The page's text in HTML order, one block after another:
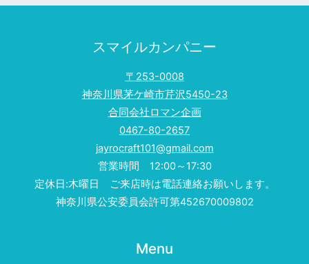
スマイルカンパニー
〒253-0008
神奈川県茅ケ崎市芹沢5450-23
合同会社ロマン企画
0467-80-2657
jayrocraft101@gmail.com
営業時間 12:00～17:30
定休日:木曜日 ご来店時は電話連絡お願いします。
神奈川県公安委員会許可第452670009802
Menu